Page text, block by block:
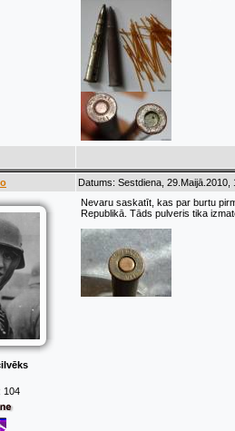
Datums: Sestdiena,
104
Nevaru saskatīt, kas par burtu
Republikā. Tāds pulveris tika